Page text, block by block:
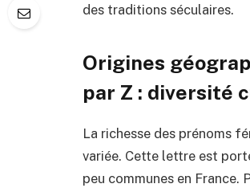
des traditions séculaires.
Origines
par Z : diversité
La richesse des prénoms
variée. Cette lettre est
peu communes en France.